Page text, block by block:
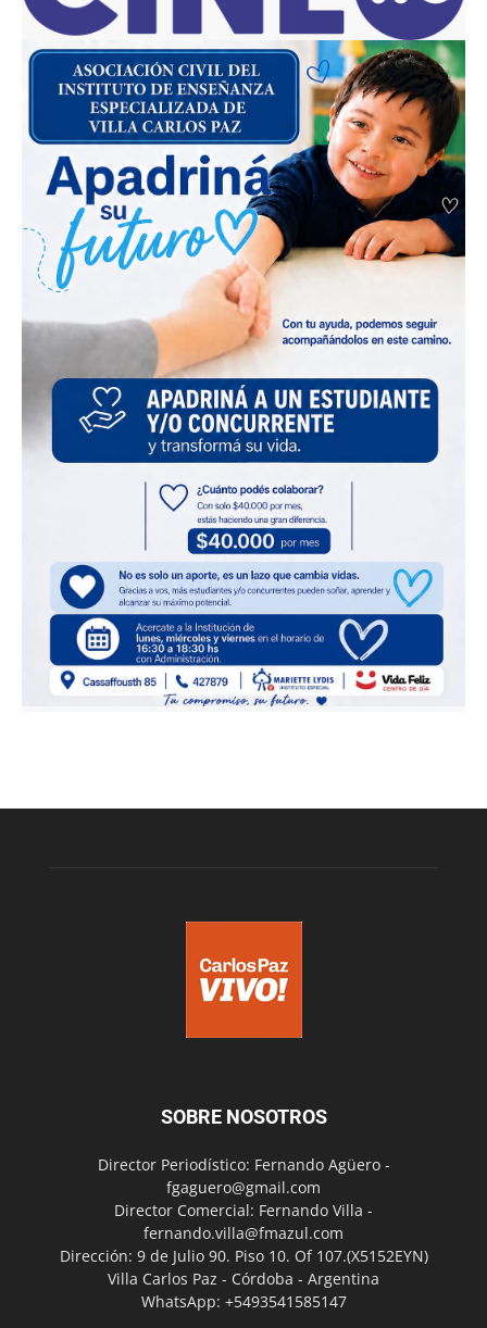
SOBRE NOSOTROS
Director Periodístico: Fernando Agüero -
fgaguero@gmail.com
Director Comercial: Fernando Villa -
fernando.villa@fmazul.com
Dirección: 9 de Julio 90. Piso 10. Of 107.(X5152EYN)
Villa Carlos Paz - Córdoba - Argentina
WhatsApp: +5493541585147